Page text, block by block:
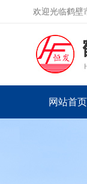
欢迎光临鹤壁
网站首页